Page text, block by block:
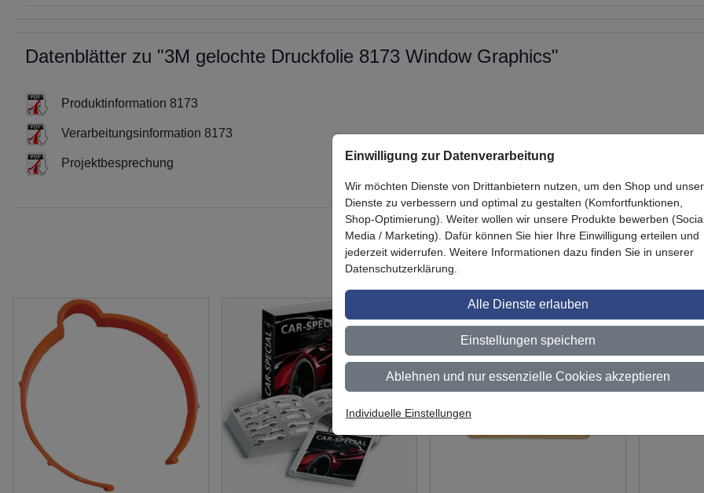
Datenblätter zu "3M gelochte Druckfolie 8173 Window Graphics"
Produktinformation 8173
Verarbeitungsinformation 8173
Projektbesprechung
Das könnte Sie auch interessieren
Einwilligung zur Datenverarbeitung
Wir möchten Dienste von Drittanbietern nutzen, um den Shop und
Dienste zu verbessern und optimal zu gestalten (Komfortfunktionen,
Shop-Optimierung). Weiter wollen wir unsere Produkte bewerben
Media / Marketing). Dafür können Sie hier Ihre Einwilligung erteilen und
jederzeit widerrufen. Weitere Informationen dazu finden Sie in unserer
Datenschutzerklärung.
Alle Dienste erlauben
Einstellungen speichern
Ablehnen und nur essenzielle Cookies akzeptieren
Individuelle Einstellungen